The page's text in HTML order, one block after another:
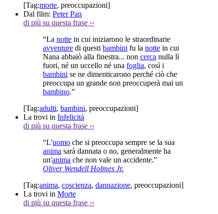
[Tag:morte, preoccupazioni]
Dal film: Peter Pan
di più su questa frase ››
“La notte in cui iniziarono le straordinarie
avventure di questi bambini fu la notte in cui
Nana abbaiò alla finestra... non cerca nulla lì
fuori, né un uccello né una foglia, così i
bambini se ne dimenticarono perché ciò che
preoccupa un grande non preoccuperà mai un
bambino.”
[Tag:adulti, bambini, preoccupazioni]
La trovi in Infelicità
di più su questa frase ››
“L'uomo che si preoccupa sempre se la sua
anima sarà dannata o no, generalmente ha
un'anima che non vale un accidente.”
Oliver Wendell Holmes Jr.
[Tag:anima, coscienza, dannazione, preoccupazioni]
La trovi in Morte
di più su questa frase ››